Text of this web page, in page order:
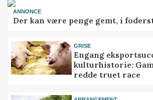
ANNONCE
Der kan være penge gemt, i
GRISE
Engang
kulturhistorie:
redde truet race